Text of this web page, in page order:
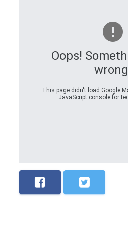
Oops!
This page didn't load Google
JavaScript console for